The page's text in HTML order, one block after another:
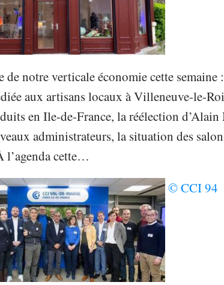
de notre verticale économie cette
aux artisans locaux à Villeneuve-le-
en Ile-de-France, la réélection
administrateurs, la situation des
l’agenda cette…
© CCI 94